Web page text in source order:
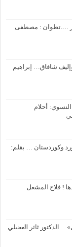
….تطوان : مصطفى
شافاق… إبراهيم
النسوي: أحلام
وكوردستان … بقلم:
! فلاح المشعل
ثائر العجيلي